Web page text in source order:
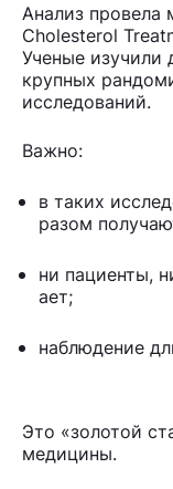
Анализ провела
Cholesterol
Ученые изучили
крупных
исследований.
Важно:
в таких
разом
ни пациенты,
ает;
наблюдение
Это «золотой
медицины.